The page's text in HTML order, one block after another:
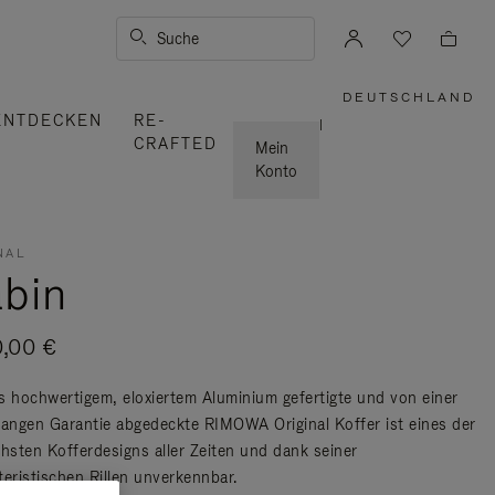
Suche
RE-
CRAFTED
Mein
Konto
DEUTSCHLAND
|
€
hochwertigem, eloxiertem Aluminium gefertigte und von einer
Garantie abgedeckte RIMOWA Original Koffer ist eines der
Kofferdesigns aller Zeiten und dank seiner
Rillen unverkennbar.